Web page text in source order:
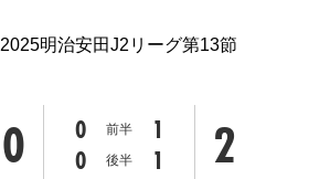
2025明治安田J2リーグ第13節
0 0 前半
1
0
後半 1 2